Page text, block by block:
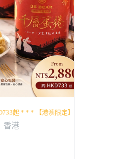
起 * * * 【港澳限定】
香港